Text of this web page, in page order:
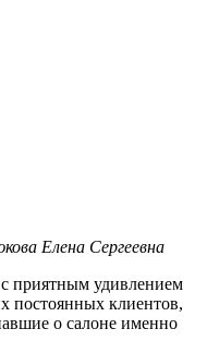
Елена Сергеевна
приятным удивлением
постоянных клиентов,
о салоне именно